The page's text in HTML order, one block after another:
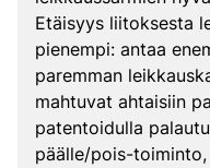
Etäisyys liitoksesta
pienempi: antaa
paremman
mahtuvat ahtaisiin
patentoidulla
päälle/pois-toiminto,